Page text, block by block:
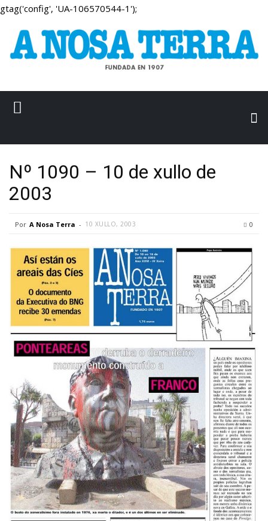
gtag('config', 'UA-106570544-1');
Nº 1090 – 10 de xullo de
2003
Por A Nosa Terra - 10 XULLO, 2003 0